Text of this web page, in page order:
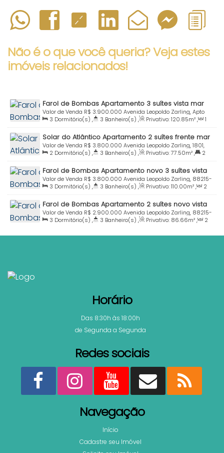
Não é o que você queria? Veja estes
imóveis relacionados!
Farol de Bombas Apartamento 3 suítes vista mar
Praia Bombas Bombinhas SC
R$ 3.900.000
Valor de Venda
Avenida Leopoldo Zarling, Apto
302, 88215-000, Bombas, Bombinhas, Santa Catarina, Brasil
3 Dormitório(s) , 3 Banheiro(s) , Privativo:120.85m²,
1
Sala(s) , 3 Suíte(s), Total:140.00m², 2Vaga(s),
Útil:
140.00 m²
Solar do Atlântico Apartamento 2 suítes frente mar
à venda Praia de Bombas Bombinhas SC
R$ 3.800.000
Valor de Venda
Avenida Leopoldo Zarling, 1801,
88215-000, Bombas, Bombinhas, Santa Catarina, Brasil
2 Dormitório(s) , 3 Banheiro(s) , Privativo:77.50m²,
2
Suíte(s), Total:90.00m² , 1 Vaga(s) , 20mDistância do
Mar , Útil:77.50m²
Farol de Bombas Apartamento novo 3 suítes vista
mar Praia Bombas Bombinhas SC
R$ 3.800.000
Valor de Venda
Avenida Leopoldo Zarling, 88215-
000, Bombas, Bombinhas, Santa Catarina, Brasil
3 Dormitório(s) , 3 Banheiro(s) , Privativo:110.00m²,
2
Sala(s) , 3 Suíte(s), Total:135.00m², 2Vaga(s),
Útil:
110.00 m²
Farol de Bombas Apartamento 2 suítes novo vista
mar Praia Bombas Bombinhas SC
R$ 2.900.000
Valor de Venda
Avenida Leopoldo Zarling, 88215-
000, Bombas, Bombinhas, Santa Catarina, Brasil
3 Dormitório(s) , 3 Banheiro(s) , Privativo: 86.66m²,
2
86.66m²
Horário
Das 8:30h às 18:00h
de Segunda a Segunda
Redes sociais
Navegação
Início
Cadastre seu Imóvel